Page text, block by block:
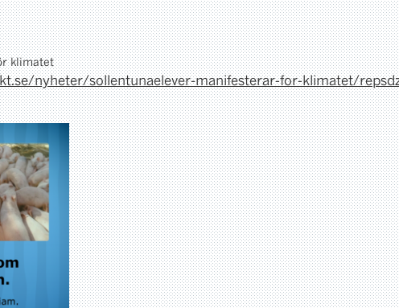
klimatet
nyheter/sollentunaelever-manifesterar-for-klimatet/